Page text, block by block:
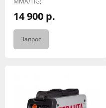
14 900 р.
Запрос